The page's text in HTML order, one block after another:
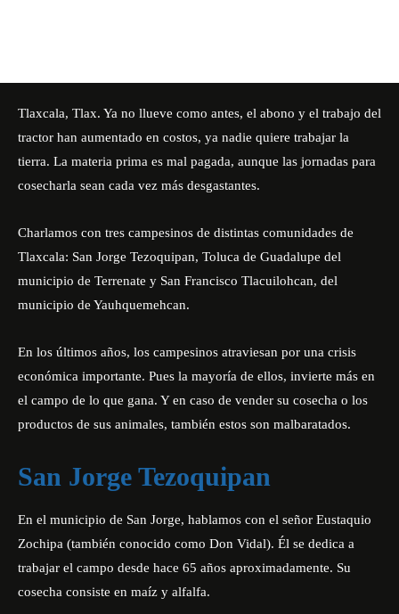
Tlaxcala, Tlax. Ya no llueve como antes, el abono y el trabajo del
tractor han aumentado en costos, ya nadie quiere trabajar la
tierra. La materia prima es mal pagada, aunque las jornadas para
cosecharla sean cada vez más desgastantes.
Charlamos con tres campesinos de distintas comunidades de
Tlaxcala: San Jorge Tezoquipan, Toluca de Guadalupe del
municipio de Terrenate y San Francisco Tlacuilohcan, del
municipio de Yauhquemehcan.
En los últimos años, los campesinos atraviesan por una crisis
económica importante. Pues la mayoría de ellos, invierte más en
el campo de lo que gana. Y en caso de vender su cosecha o los
productos de sus animales, también estos son malbaratados.
San Jorge Tezoquipan
En el municipio de San Jorge, hablamos con el señor Eustaquio
Zochipa (también conocido como Don Vidal). Él se dedica a
trabajar el campo desde hace 65 años aproximadamente. Su
cosecha consiste en maíz y alfalfa.